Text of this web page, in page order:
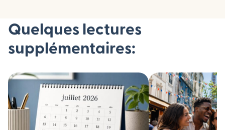
Quelques lectures
supplémentaires: